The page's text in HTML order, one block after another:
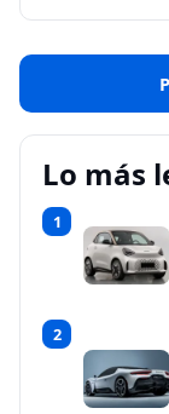
Lo más
1
2